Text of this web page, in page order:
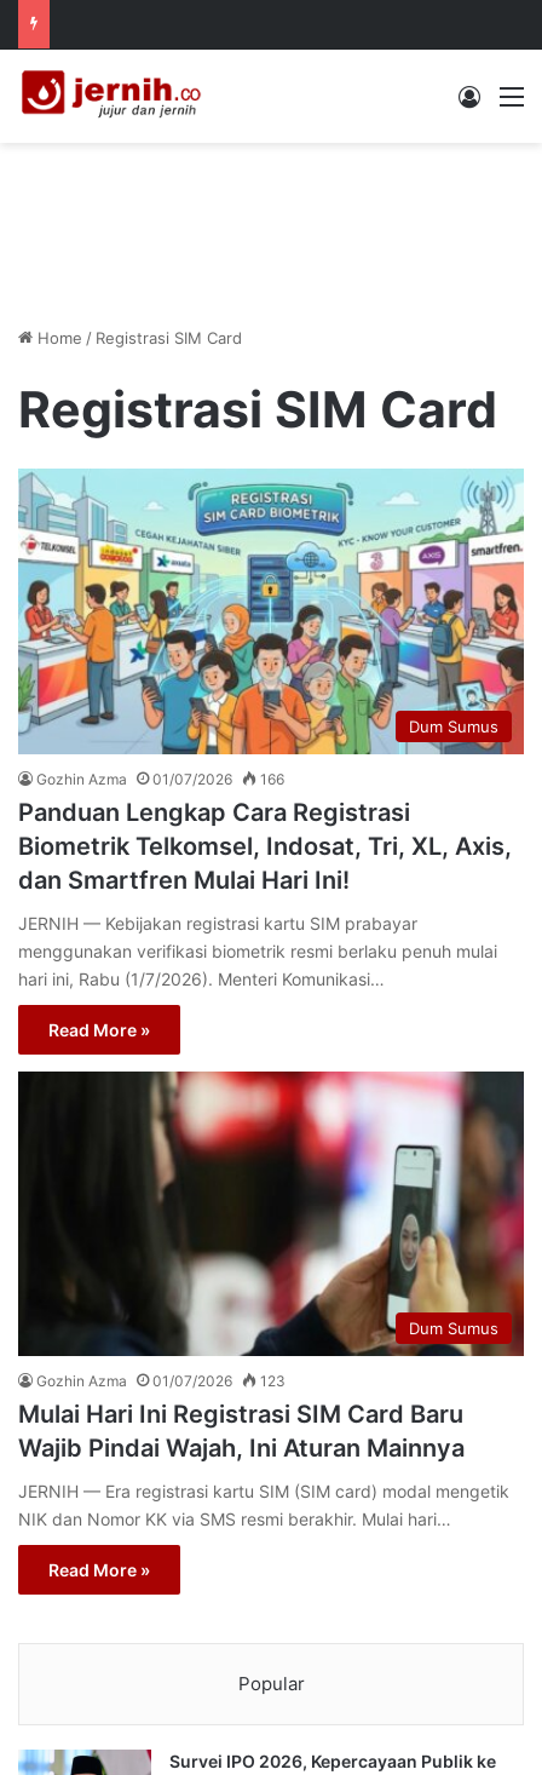
Log In
Home / Registrasi SIM Card
Registrasi SIM Card
Dum Sumus
Gozhin Azma 01/07/2026 166
Panduan Lengkap Cara Registrasi
Biometrik Telkomsel, Indosat, Tri, XL, Axis,
dan Smartfren Mulai Hari Ini!
JERNIH — Kebijakan registrasi kartu SIM prabayar
menggunakan verifikasi biometrik resmi berlaku penuh mulai
hari ini, Rabu (1/7/2026). Menteri Komunikasi…
Read More »
Dum Sumus
Gozhin Azma 01/07/2026 123
Mulai Hari Ini Registrasi SIM Card Baru
Wajib Pindai Wajah, Ini Aturan Mainnya
JERNIH — Era registrasi kartu SIM (SIM card) modal mengetik
NIK dan Nomor KK via SMS resmi berakhir. Mulai hari…
Read More »
Popular
Survei IPO 2026, Kepercayaan Publik ke